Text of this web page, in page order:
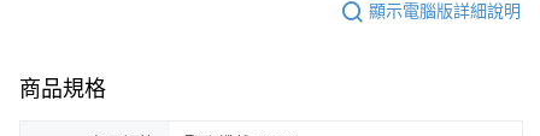
顯示電腦版詳細說明
商品規格